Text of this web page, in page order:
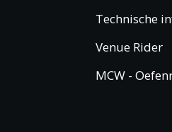
Technische
Venue Rider
MCW -